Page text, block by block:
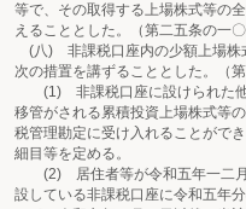
等で、その取得する上場株式等の
えることとした。（第二五条の一〇
(八) 非課税口座内の少額上場株
次の措置を講ずることとした。（
(1) 非課税口座に設けられた他
移管がされる累積投資上場株式等
税管理勘定に受け入れることがで
細目等を定める。
(2) 居住者等が令和五年一二月
設している非課税口座に令和五年